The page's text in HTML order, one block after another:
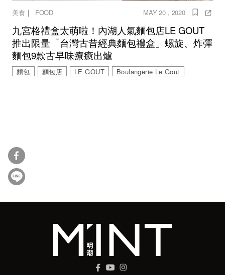
美食 ｜ FOOD MAY 20 , 2020
九宮格禮盒太萌啦！內湖人氣麵包店LE GOUT
推出限量「台灣古昔經典麵包禮盒」螺旋、炸彈
麵包9款古早味療癒出爐
麵包 麵包店 LE GOUT Boulangerie Le Gout